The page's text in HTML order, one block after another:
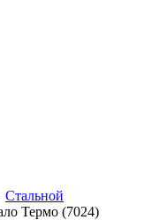
Стальной
Термо (7024)